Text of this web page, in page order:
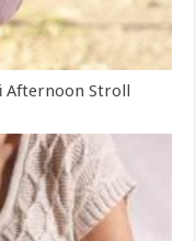
Afternoon Stroll